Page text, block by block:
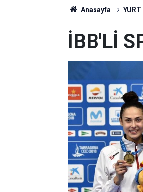
Anasayfa YURT
İBB'Lİ